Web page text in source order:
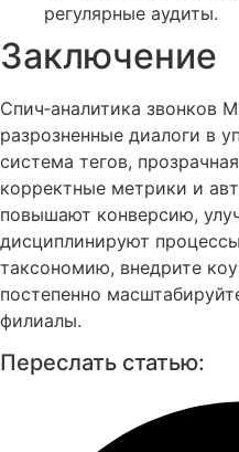
регулярные аудиты.
Заключение
Спич‑аналитика звонков
разрозненные диалоги в
система тегов,
корректные метрики и
повышают конверсию,
дисциплинируют
таксономию, внедрите
постепенно
филиалы.
Переслать статью: